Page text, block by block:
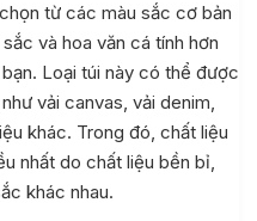
từ các màu sắc cơ bản
và hoa văn cá tính hơn
Loại túi này có thể được
vải canvas, vải denim,
khác. Trong đó, chất liệu
nhất do chất liệu bền bỉ,
khác nhau.